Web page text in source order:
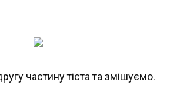
частину тіста та змішуємо.